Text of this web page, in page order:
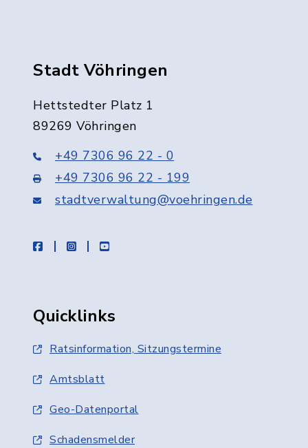
Stadt Vöhringen
Hettstedter Platz 1
89269 Vöhringen
+49 7306 96 22 - 0
+49 7306 96 22 - 199
stadtverwaltung@voehringen.de
facebookinstagramyoutube
Quicklinks
Ratsinformation, Sitzungstermine
Amtsblatt
Geo-Datenportal
Schadensmelder